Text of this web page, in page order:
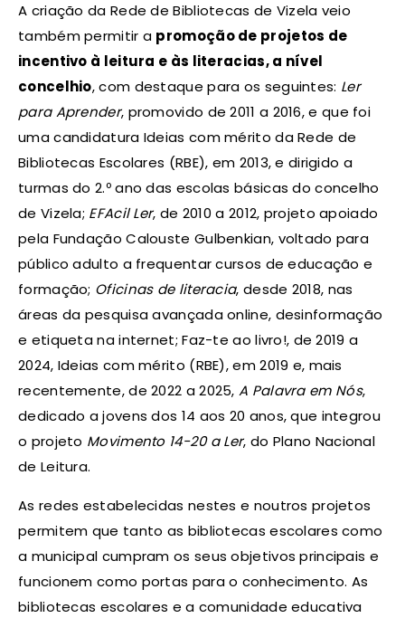
A criação da Rede de Bibliotecas de Vizela veio
também permitir a promoção de projetos de
incentivo à leitura e às literacias, a nível
concelhio, com destaque para os seguintes: Ler
para Aprender, promovido de 2011 a 2016, e que foi
uma candidatura Ideias com mérito da Rede de
Bibliotecas Escolares (RBE), em 2013, e dirigido a
turmas do 2.º ano das escolas básicas do concelho
de Vizela; EFAcil Ler, de 2010 a 2012, projeto apoiado
pela Fundação Calouste Gulbenkian, voltado para
público adulto a frequentar cursos de educação e
formação; Oficinas de literacia, desde 2018, nas
áreas da pesquisa avançada online, desinformação
e etiqueta na internet; Faz-te ao livro!, de 2019 a
2024, Ideias com mérito (RBE), em 2019 e, mais
recentemente, de 2022 a 2025,A Palavra em Nós,
dedicado a jovens dos 14 aos 20 anos, que integrou
o projeto Movimento 14-20 a Ler, do Plano Nacional
de Leitura.
As redes estabelecidas nestes e noutros projetos
permitem que tanto as bibliotecas escolares como
a municipal cumpram os seus objetivos principais e
funcionem como portas para o conhecimento. As
bibliotecas escolares e a comunidade educativa